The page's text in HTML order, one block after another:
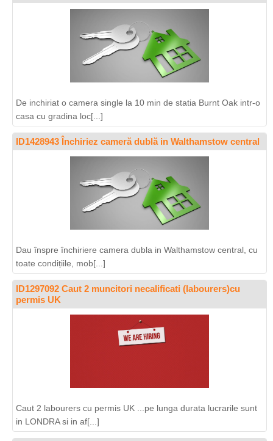
De inchiriat o camera single la 10 min de statia Burnt Oak intr-o
casa cu gradina loc[...]
ID1428943 Închiriez cameră dublă in Walthamstow central
Dau înspre închiriere camera dubla in Walthamstow central, cu
toate condițiile, mob[...]
ID1297092 Caut 2 muncitori necalificati (labourers)cu
permis UK
Caut 2 labourers cu permis UK ...pe lunga durata lucrarile sunt
in LONDRA si in af[...]